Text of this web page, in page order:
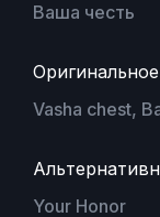
Ваша честь
Vasha chest,
Your Honor